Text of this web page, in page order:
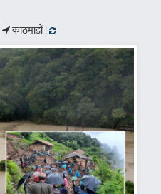
काठमाडौं |